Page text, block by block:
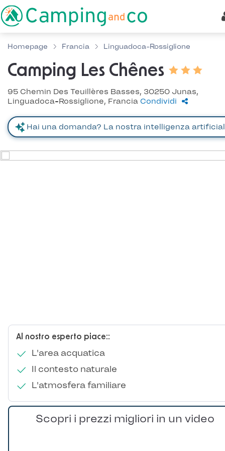
Homepage Francia Linguadoca-Rossiglione
Camping Les Chênes
95 Chemin Des Teuillères Basses, 30250 Junas,
Linguadoca-Rossiglione, Francia Condividi
Al nostro esperto piace::
L'area acquatica
Il contesto naturale
L'atmosfera familiare
Scopri i prezzi migliori in un video